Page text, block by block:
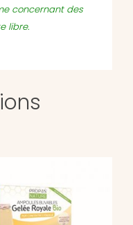
concernant des
libre.